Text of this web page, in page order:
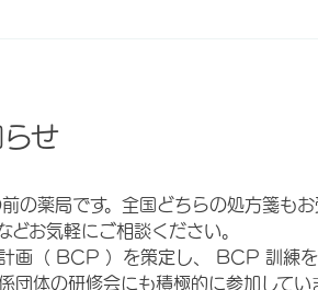
せ
の薬局です。全国どちらの処方箋も
などお気軽にご相談ください
画（ BCP ）を策定し、 BCP 訓練
団体の研修会にも積極的に参加してい